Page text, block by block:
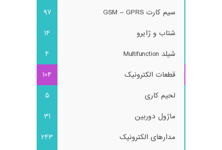
سیم کارت GSM – GPRS
97
شتاب و ژایرو
14
شیلد Multifunction
4
قطعات الکترونیک
104
لحیم کاری
5
ماژول دوربین
31
مدارهای الکترونیک
243